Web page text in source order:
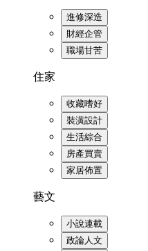
進修深造
財經企管
職場甘苦
住家
收藏嗜好
裝潢設計
生活綜合
房產買賣
家居佈置
藝文
小說連載
政論人文